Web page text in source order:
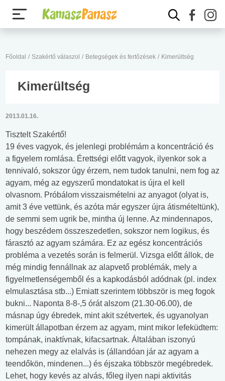
Főoldal / Szakértő válaszol / Betegségek és fertőzések / Kimerültség
Kimerültség
2013.01.16.
Tisztelt Szakértő!
19 éves vagyok, és jelenlegi problémám a koncentráció és
a figyelem romlása. Érettségi előtt vagyok, ilyenkor sok a
tennivaló, sokszor úgy érzem, nem tudok tanulni, nem fog az
agyam, még az egyszerű mondatokat is újra el kell
olvasnom. Próbálom visszaismételni az anyagot (olyat is,
amit 3 éve vettünk, és azóta már egyszer újra átismételtünk),
de semmi sem ugrik be, mintha új lenne. Az mindennapos,
hogy beszédem összeszedetlen, sokszor nem logikus, és
fárasztó az agyam számára. Ez az egész koncentrációs
probléma a vezetés során is felmerül. Vizsga előtt állok, de
még mindig fennállnak az alapvető problémák, mely a
figyelmetlenségemből és a kapkodásból adódnak (pl. index
elmulasztása stb...) Emiatt szerintem többször is meg fogok
bukni... Naponta 8-8-,5 órát alszom (21.30-06.00), de
másnap úgy ébredek, mint akit szétvertek, és ugyanolyan
kimerült állapotban érzem az agyam, mint mikor lefeküdtem:
tompának, inaktívnak, kifacsartnak. Általában iszonyú
nehezen megy az elalvás is (állandóan jár az agyam a
teendőkön, mindenen...) és éjszaka többször megébredek.
Lehet, hogy kevés az alvás, főleg ilyen napi aktivitás